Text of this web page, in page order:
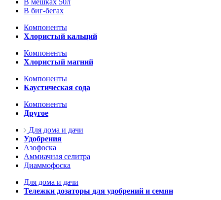
В мешках 50л
В биг-бегах
Компоненты
Хлористый кальций
Компоненты
Хлористый магний
Компоненты
Каустическая сода
Компоненты
Другое
Для дома и дачи
Удобрения
Азофоска
Аммиачная селитра
Диаммофоска
Для дома и дачи
Тележки дозаторы для удобрений и семян